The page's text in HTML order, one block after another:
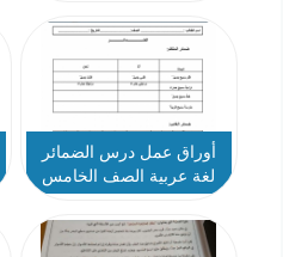
أوراق عمل درس الضمائر
لغة عربية الصف الخامس